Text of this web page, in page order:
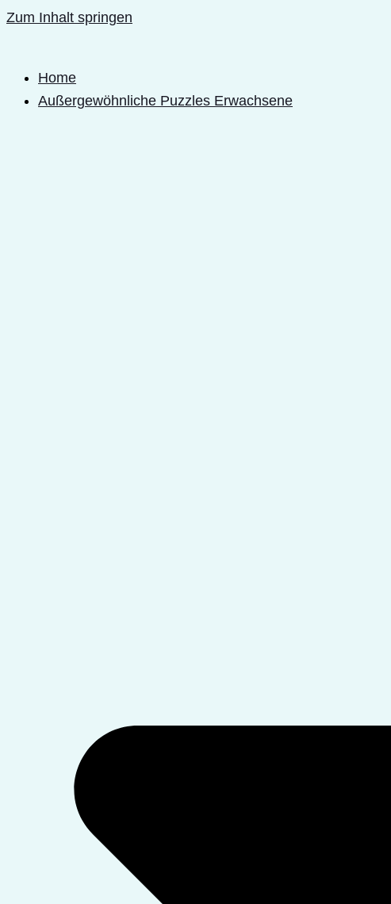
Zum Inhalt springen
Home
Außergewöhnliche Puzzles Erwachsene